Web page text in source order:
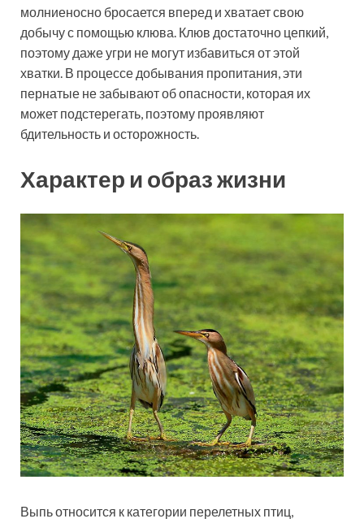
молниеносно бросается вперед и хватает свою
добычу с помощью клюва. Клюв достаточно цепкий,
поэтому даже угри не могут избавиться от этой
хватки. В процессе добывания пропитания, эти
пернатые не забывают об опасности, которая их
может подстерегать, поэтому проявляют
бдительность и осторожность.
Характер и образ жизни
Выпь относится к категории перелетных птиц,